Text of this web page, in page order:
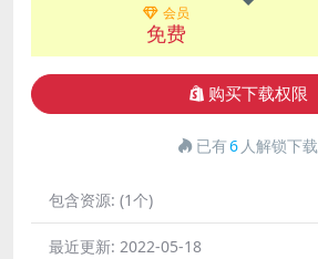
会员
免费
购买下载权限
已有6 人解锁下载
包含资源: (1个)
最近更新: 2022-05-18